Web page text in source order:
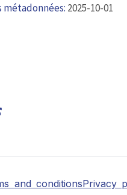
métadonnées: 2025-10-01
and conditionsPrivacy